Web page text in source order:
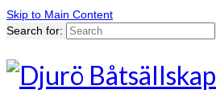
Skip to Main Content
Search for: